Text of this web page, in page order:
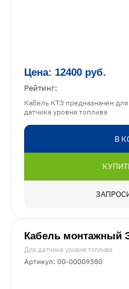
Цена: 12400 руб.
Рейтинг:
Кабель КТЗ предназначен
датчика уровня топлива
В
Кабель монтажный
Для датчика уровня топлива
Артикул: 00-00009380